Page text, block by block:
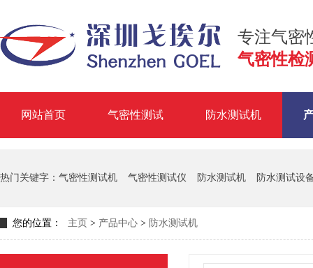
专注气密
气密性检
网站首页 气密性测试 防水测试机
掌握气
热门关键字： 气密性测试机 气密性测试仪 防水测试机 防水测试设
您的位置： 主页 > 产品中心 > 防水测试机